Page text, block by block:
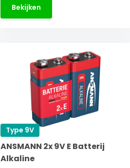
Bekijken
Type 9V
ANSMANN 2x 9V E Batterij
Alkaline